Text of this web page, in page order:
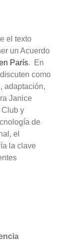
el texto
un Acuerdo
París. En
como
, adaptación,
Janice
Club y
de
el
la clave